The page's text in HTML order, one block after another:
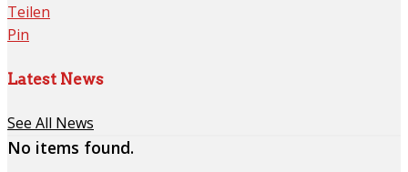
Teilen
Pin
Latest News
See All News
No items found.